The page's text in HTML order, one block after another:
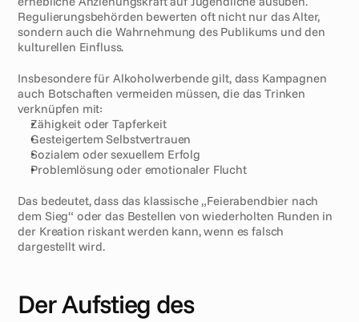
Regulierungsbehörden bewerten oft nicht nur das Alter,
sondern auch die Wahrnehmung des Publikums und den
kulturellen Einfluss.
Insbesondere für Alkoholwerbende gilt, dass Kampagnen
auch Botschaften vermeiden müssen, die das Trinken
verknüpfen mit:
Zähigkeit oder Tapferkeit
Gesteigertem Selbstvertrauen
Sozialem oder sexuellem Erfolg
Problemlösung oder emotionaler Flucht
Das bedeutet, dass das klassische „Feierabendbier nach
dem Sieg“ oder das Bestellen von wiederholten Runden in
der Kreation riskant werden kann, wenn es falsch
dargestellt wird.
Der Aufstieg des